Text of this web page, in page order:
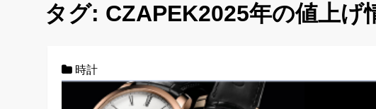
タグ: CZAPEK2025年の値上げ
時計